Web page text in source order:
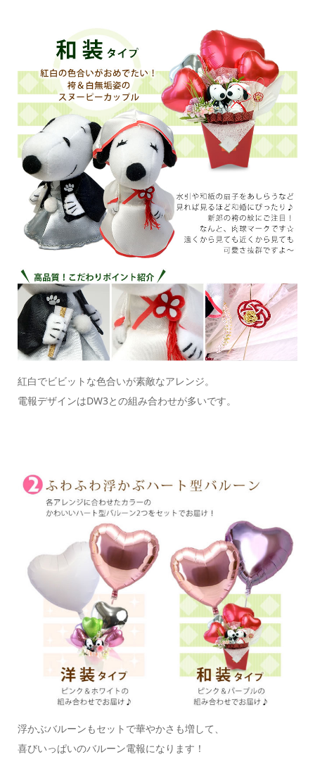
紅白でビビットな色合いが素敵なアレンジ。
電報デザインはDW3との組み合わせが多いです。
浮かぶバルーンもセットで華やかさも増して、
喜びいっぱいのバルーン電報になります！